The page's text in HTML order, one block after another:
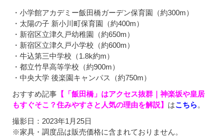
・小学館アカデミー飯田橋ガーデン保育園（約300m）
・太陽の子 新小川町保育園（約400m）
・新宿区立津久戸幼稚園（約650m）
・新宿区立津久戸小学校（約600m）
・牛込第三中学校（1.8k約m）
・都立竹早高等学校（約900m）
・中央大学 後楽園キャンパス（約750m）
おすすめ記事 【「飯田橋」はアクセス抜群｜神楽坂や皇居
もすぐそこ？住みやすさと人気の理由を解説】 はこちら。
撮影日：2023年1月25日
※家具・調度品は販売価格に含まれておりません。